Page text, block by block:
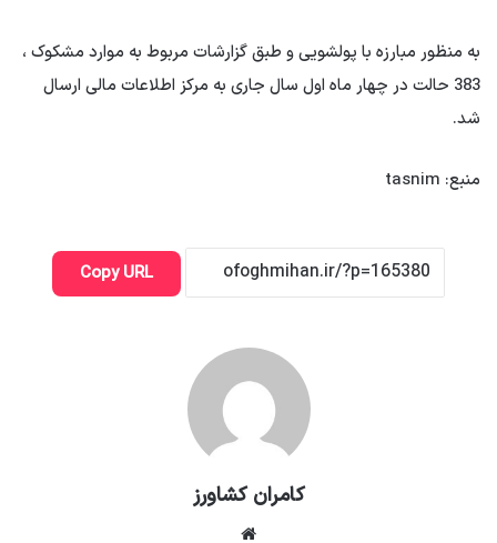
به منظور مبارزه با پولشویی و طبق گزارشات مربوط به موارد مشکوک ،
383 حالت در چهار ماه اول سال جاری به مرکز اطلاعات مالی ارسال
شد.
منبع: tasnim
Copy URL
کامران کشاورز